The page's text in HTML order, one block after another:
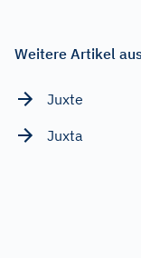
Weitere Artikel
Juxte
Juxta